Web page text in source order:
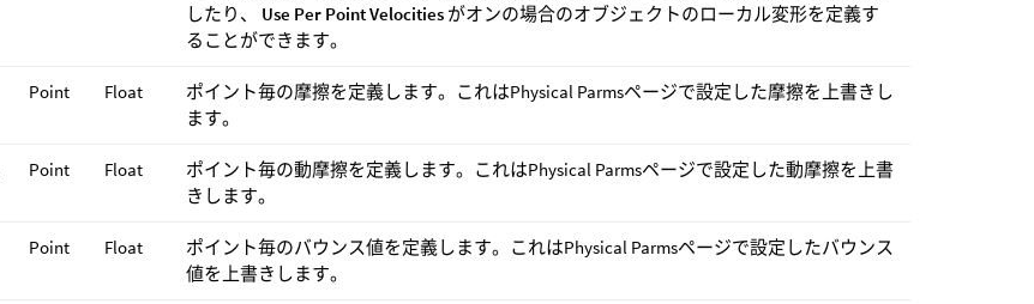
したり、 Use Per Point Velocities がオンの場合のオブジェクトのローカル変形を定義す
ることができます。
Point Float
ポイント毎の摩擦を定義します。これはPhysical Parmsページで設定した摩擦を上書きし
ます。
Point Float
ポイント毎の動摩擦を定義します。これはPhysical Parmsページで設定した動摩擦を上書
きします。
Point Float
ポイント毎のバウンス値を定義します。これはPhysical Parmsページで設定したバウンス
値を上書きします。